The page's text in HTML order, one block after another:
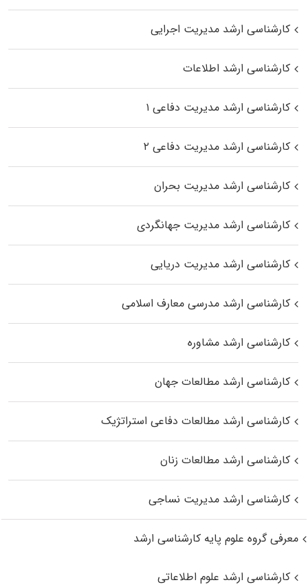
کارشناسی ارشد مدیریت اجرایی
کارشناسی ارشد اطلاعات
کارشناسی ارشد مدیریت دفاعی ۱
کارشناسی ارشد مدیریت دفاعی ۲
کارشناسی ارشد مدیریت بحران
کارشناسی ارشد مدیریت جهانگردی
کارشناسی ارشد مدیریت دریایی
کارشناسی ارشد مدرسی معارف اسلامی
کارشناسی ارشد مشاوره
کارشناسی ارشد مطالعات جهان
کارشناسی ارشد مطالعات دفاعی استراتژیک
کارشناسی ارشد مطالعات زنان
کارشناسی ارشد مدیریت نساجی
معرفی گروه علوم پایه کارشناسی ارشد
کارشناسی ارشد علوم اطلاعاتی